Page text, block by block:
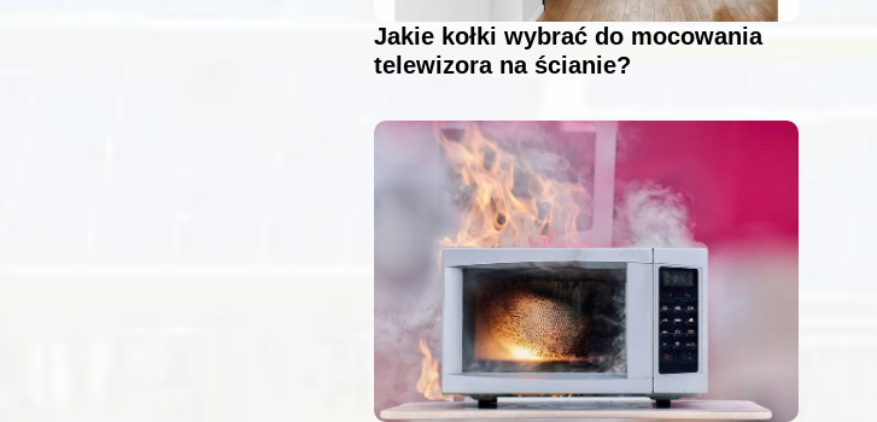
Jakie kołki wybrać do mocowania
telewizora na ścianie?